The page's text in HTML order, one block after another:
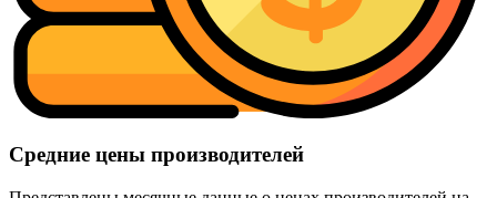
Средние цены производителей